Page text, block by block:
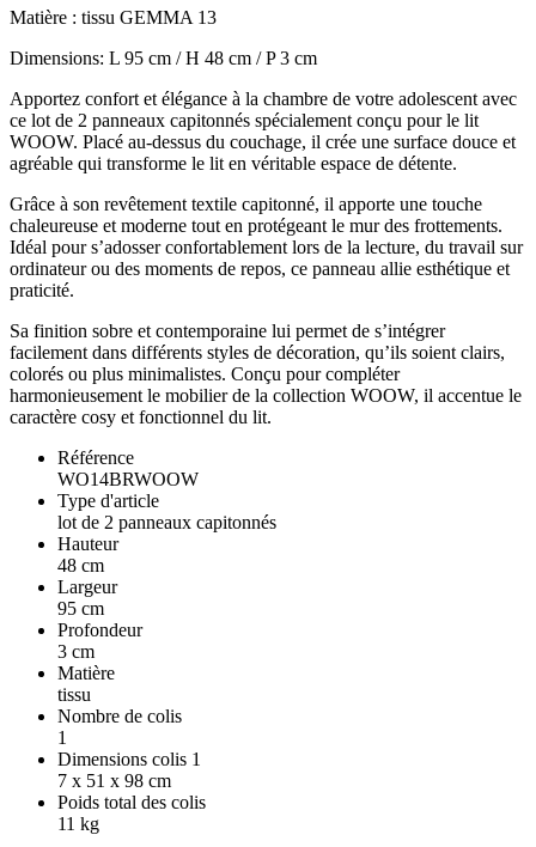
Matière : tissu GEMMA 13
Dimensions: L 95 cm / H 48 cm / P 3 cm
Apportez confort et élégance à la chambre de votre adolescent avec
ce lot de 2 panneaux capitonnés spécialement conçu pour le lit
WOOW. Placé au-dessus du couchage, il crée une surface douce et
agréable qui transforme le lit en véritable espace de détente.
Grâce à son revêtement textile capitonné, il apporte une touche
chaleureuse et moderne tout en protégeant le mur des frottements.
Idéal pour s’adosser confortablement lors de la lecture, du travail sur
ordinateur ou des moments de repos, ce panneau allie esthétique et
praticité.
Sa finition sobre et contemporaine lui permet de s’intégrer
facilement dans différents styles de décoration, qu’ils soient clairs,
colorés ou plus minimalistes. Conçu pour compléter
harmonieusement le mobilier de la collection WOOW, il accentue le
caractère cosy et fonctionnel du lit.
Référence
WO14BRWOOW
Type d'article
lot de 2 panneaux capitonnés
Hauteur
48 cm
Largeur
95 cm
Profondeur
3 cm
Matière
tissu
Nombre de colis
1
Dimensions colis 1
7 x 51 x 98 cm
Poids total des colis
11 kg